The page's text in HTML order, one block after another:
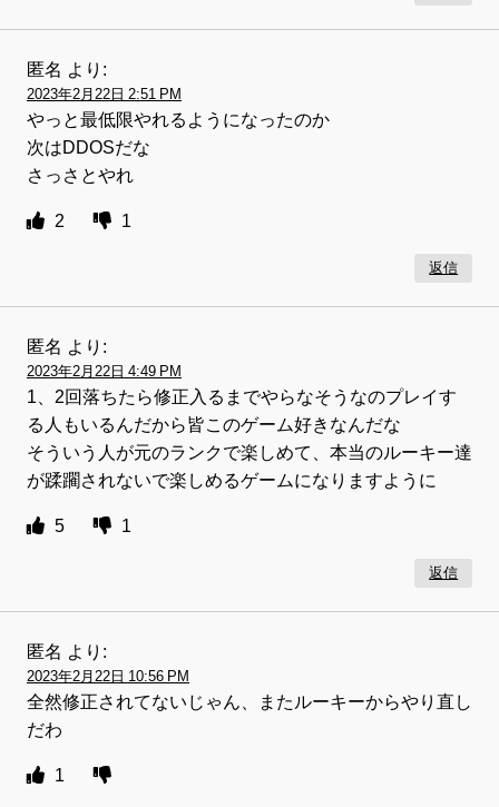
匿名 より:
2023年2月22日 2:51 PM
やっと最低限やれるようになったのか
次はDDOSだな
さっさとやれ
2 1
返信
匿名 より:
2023年2月22日 4:49 PM
1、2回落ちたら修正入るまでやらなそうなのプレイす
る人もいるんだから皆このゲーム好きなんだな
そういう人が元のランクで楽しめて、本当のルーキー達
が蹂躙されないで楽しめるゲームになりますように
5 1
返信
匿名 より:
2023年2月22日 10:56 PM
全然修正されてないじゃん、またルーキーからやり直し
だわ
1